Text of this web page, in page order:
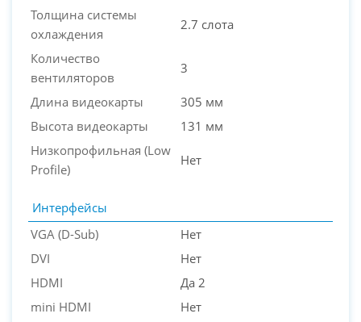
Толщина системы
охлаждения
2.7 слота
Количество
вентиляторов
3
Длина видеокарты
305 мм
Высота видеокарты
131 мм
Низкопрофильная (Low
Profile)
Нет
Интерфейсы
VGA (D-Sub)
Нет
DVI
Нет
HDMI
Да 2
mini HDMI
Нет